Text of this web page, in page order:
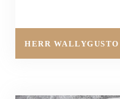
HERR WALLYGUSTO